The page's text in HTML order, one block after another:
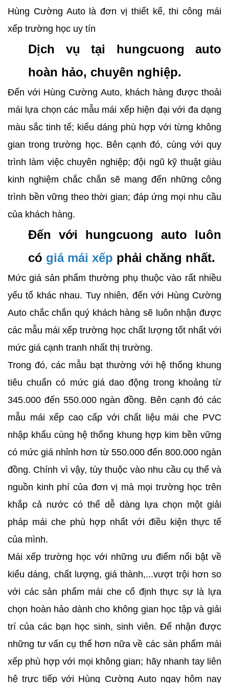
Hùng Cường Auto là đơn vị thiết kế, thi công mái
xếp trường học uy tín
Dịch vụ tại hungcuong auto
hoàn hảo, chuyên nghiệp.
Đến với Hùng Cường Auto, khách hàng được thoải
mái lựa chọn các mẫu mái xếp hiện đại với đa dạng
màu sắc tinh tế; kiểu dáng phù hợp với từng không
gian trong trường học. Bên cạnh đó, cùng với quy
trình làm việc chuyên nghiệp; đội ngũ kỹ thuật giàu
kinh nghiệm chắc chắn sẽ mang đến những công
trình bền vững theo thời gian; đáp ứng mọi nhu cầu
của khách hàng.
Đến với hungcuong auto luôn
có giá mái xếp phải chăng nhất.
Mức giá sản phẩm thường phụ thuộc vào rất nhiều
yếu tố khác nhau. Tuy nhiên, đến với Hùng Cường
Auto chắc chắn quý khách hàng sẽ luôn nhận được
các mẫu mái xếp trường học chất lượng tốt nhất với
mức giá cạnh tranh nhất thị trường.
Trong đó, các mẫu bạt thường với hệ thống khung
tiêu chuẩn có mức giá dao động trong khoảng từ
345.000 đến 550.000 ngàn đồng. Bên cạnh đó các
mẫu mái xếp cao cấp với chất liệu mái che PVC
nhập khẩu cùng hệ thống khung hợp kim bền vững
có mức giá nhỉnh hơn từ 550.000 đến 800.000 ngàn
đồng. Chính vì vậy, tùy thuộc vào nhu cầu cụ thể và
nguồn kinh phí của đơn vị mà mọi trường học trên
khắp cả nước có thể dễ dàng lựa chọn một giải
pháp mái che phù hợp nhất với điều kiện thực tế
của mình.
Mái xếp trường học với những ưu điểm nổi bật về
kiểu dáng, chất lượng, giá thành,...vượt trội hơn so
với các sản phẩm mái che cố định thực sự là lựa
chọn hoàn hảo dành cho không gian học tập và giải
trí của các bạn học sinh, sinh viên. Để nhận được
những tư vấn cụ thể hơn nữa về các sản phẩm mái
xếp phù hợp với mọi không gian; hãy nhanh tay liên
hệ trực tiếp với Hùng Cường Auto ngay hôm nay